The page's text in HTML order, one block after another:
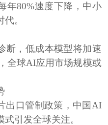
年80%速度下降，中小
。
断，低成本模型将加速
全球AI应用市场规模或
出口管制政策，中国AI
引发全球关注。